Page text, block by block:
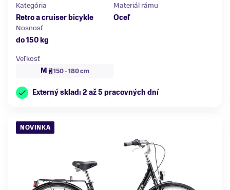
Kategória
Retro a cruiser bicykle
Materiál rámu
Oceľ
Nosnosť
do 150 kg
Veľkosť
M
150 - 180 cm
Externý sklad: 2 až 5 pracovných dní
NOVINKA